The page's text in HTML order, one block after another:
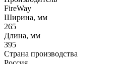
FireWay
Ширина, мм
265
Длина, мм
395
Страна производства